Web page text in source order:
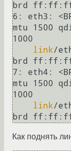
brd
6: eth3:
mtu 1500
1000
link/
brd
7: eth4:
mtu 1500
1000
link/
Как поднять